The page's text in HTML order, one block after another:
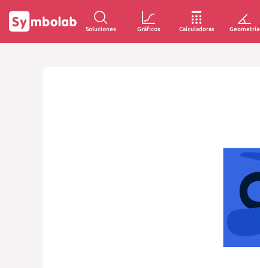
Soluciones Gráficos Calculadoras Geometría